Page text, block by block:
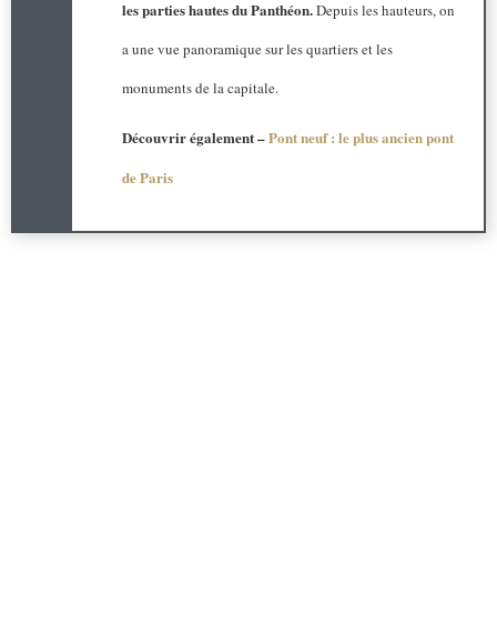
les parties hautes du Panthéon.Depuis les hauteurs, on
a une vue panoramique sur les quartiers et les
monuments de la capitale.
Découvrir également –Pont neuf : le plus ancien pont
de Paris